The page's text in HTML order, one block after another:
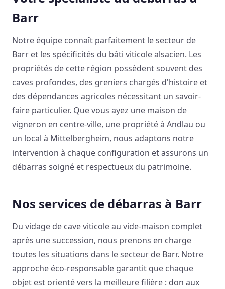
Barr
Notre équipe connaît parfaitement le secteur de
Barr et les spécificités du bâti viticole alsacien. Les
propriétés de cette région possèdent souvent des
caves profondes, des greniers chargés d'histoire et
des dépendances agricoles nécessitant un savoir-
faire particulier. Que vous ayez une maison de
vigneron en centre-ville, une propriété à Andlau ou
un local à Mittelbergheim, nous adaptons notre
intervention à chaque configuration et assurons un
débarras soigné et respectueux du patrimoine.
Nos services de débarras à Barr
Du vidage de cave viticole au vide-maison complet
après une succession, nous prenons en charge
toutes les situations dans le secteur de Barr. Notre
approche éco-responsable garantit que chaque
objet est orienté vers la meilleure filière : don aux